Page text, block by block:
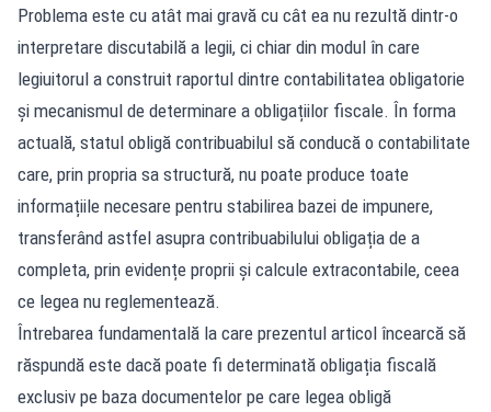
Problema este cu atât mai gravă cu cât ea nu rezultă dintr-o
interpretare discutabilă a legii, ci chiar din modul în care
legiuitorul a construit raportul dintre contabilitatea obligatorie
și mecanismul de determinare a obligațiilor fiscale. În forma
actuală, statul obligă contribuabilul să conducă o contabilitate
care, prin propria sa structură, nu poate produce toate
informațiile necesare pentru stabilirea bazei de impunere,
transferând astfel asupra contribuabilului obligația de a
completa, prin evidențe proprii și calcule extracontabile, ceea
ce legea nu reglementează.
Întrebarea fundamentală la care prezentul articol încearcă să
răspundă este dacă poate fi determinată obligația fiscală
exclusiv pe baza documentelor pe care legea obligă